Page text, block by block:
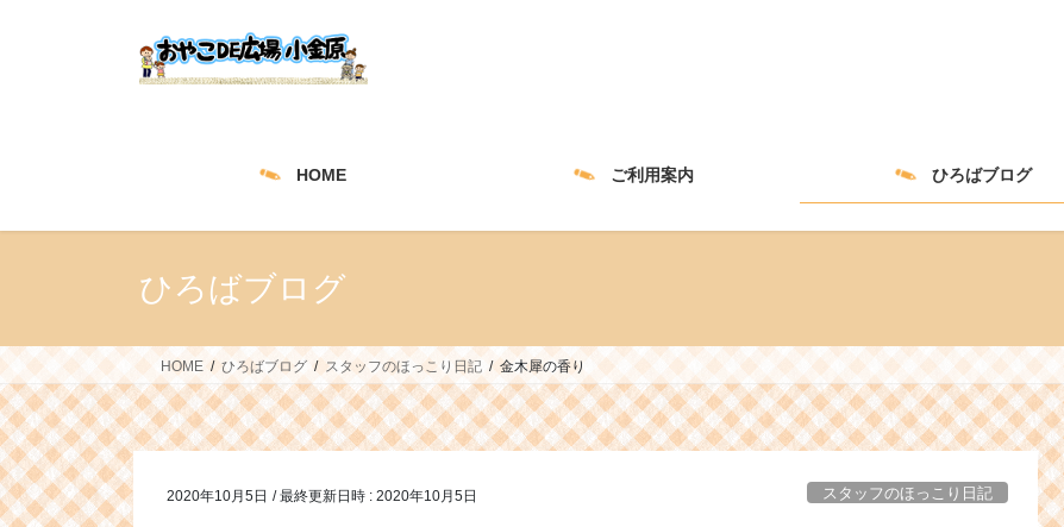
HOME ご利用案内 ひろばブログ
ひろばブログ
HOME ひろばブログ スタッフのほっこり日記 金木犀の香り
2020年10月5日 / 最終更新日時 : 2020年10月5日 スタッフのほっこり日記